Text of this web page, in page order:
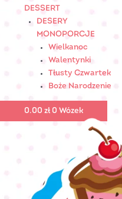
DESSERT
DESERY
MONOPORCJE
Wielkanoc
Walentynki
Tłusty Czwartek
Boże Narodzenie
0.00 zł 0 Wózek